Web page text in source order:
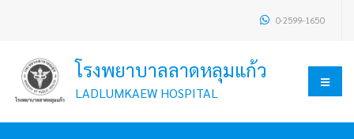
0-2599-1650
โรงพยาบาลลาดหลุมแก้ว
LADLUMKAEW HOSPITAL